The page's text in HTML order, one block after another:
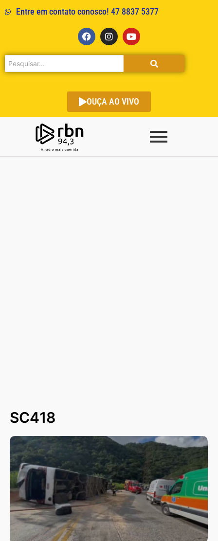
Entre em contato conosco! 47 8837 5377
OUÇA AO VIVO
SC418